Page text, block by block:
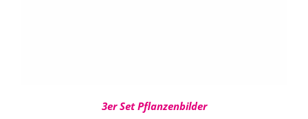
3er Set Pflanzenbilder